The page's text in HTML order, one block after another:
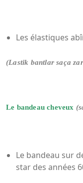
Les élastiques
(Lastik bantlar saça
Le bandeau cheveux
Le bandeau sur
star des années